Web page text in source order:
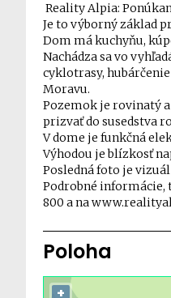
Reality Alpia:
Je to výborný základ
Dom má kuchyňu,
Nachádza sa vo
cyklotrasy,
Moravu.
Pozemok je rovinatý
prizvať do susedstva
V dome je funkčná
Výhodou je blízkosť
Posledná foto je
Podrobné informácie,
800 a na
Poloha
+